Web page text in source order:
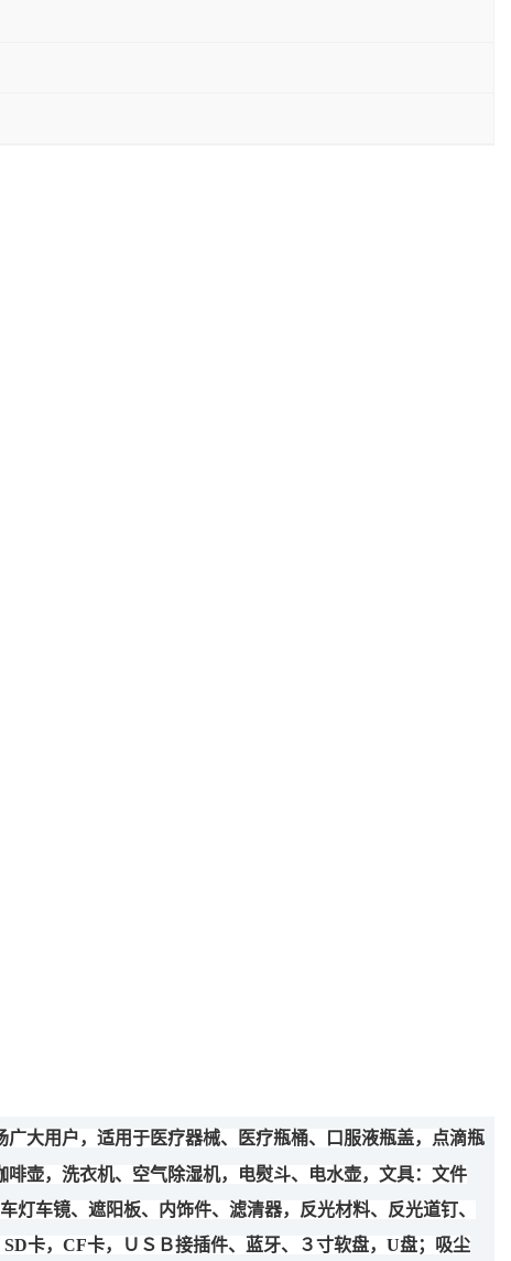
广大用户，适用于医疗器械、医疗瓶桶、口服液瓶盖，点滴瓶
壶，洗衣机、空气除湿机，电熨斗、电水壶，文具：文件
车镜、遮阳板、内饰件、滤清器，反光材料、反光道钉、
SD卡， CF卡，ＵＳＢ接插件、蓝牙、３寸软盘， U盘；吸尘